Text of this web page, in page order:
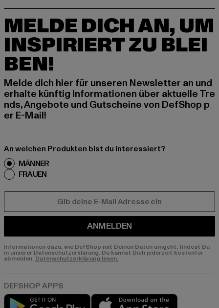
MELDE DICH AN, UM
INSPIRIERT ZU BLEI
BEN!
Melde dich hier für unseren Newsletter an und
erhalte künftig Informationen über aktuelle Tre
nds, Angebote und Gutscheine von DefShop p
er E-Mail!
An welchen Produkten bist du interessiert?
MÄNNER
FRAUEN
ANMELDEN
Informationen dazu, wie DefShop mit Deinen Daten umgeht, findest Du
in unserer Datenschutzerklärung. Du kannst Dich jederzeit kostenfei
abmelden. Datenschutzerklärung lesen.
Play market